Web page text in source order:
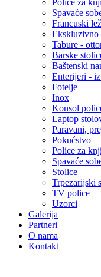
Police za
Spavaće
Francuski
Ekskluzivno
Tabure -
Barske
Baštenski
Enterijeri -
Fotelje
Inox
Konsol
Laptop
Paravani,
Pokućstvo
Police za
Spavaće
Stolice
Trpezarijski
TV police
Uzorci
Galerija
Partneri
O nama
Kontakt